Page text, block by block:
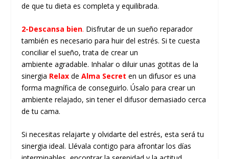
de que tu dieta es completa y equilibrada.
2-Descansa bien. Disfrutar de un sueño reparador
también es necesario para huir del estrés. Si te cuesta
conciliar el sueño, trata de crear un
ambiente agradable. Inhalar o diluir unas gotitas de la
sinergia Relax deAlma Secret en un difusor es una
forma magnífica de conseguirlo. Úsalo para crear un
ambiente relajado, sin tener el difusor demasiado cerca
de tu cama.
Si necesitas relajarte y olvidarte del estrés, esta será tu
sinergia ideal. Llévala contigo para afrontar los días